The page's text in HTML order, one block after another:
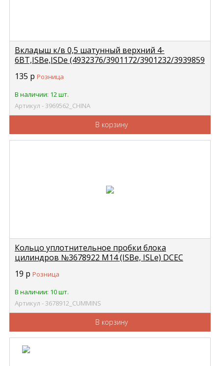
Вкладыш к/в 0,5 шатунный верхний 4-
6BT,ISBe,ISDe (4932376/3901172/3901232/3939859
135 р Розница
В наличии: 12 шт.
Артикул - 3969562_CHINA
В корзину
Кольцо уплотнительное пробки блока
цилиндров №3678922 M14 (ISBe, ISLe) DCEC
19 р Розница
В наличии: 10 шт.
Артикул - 3678912_CUMMINS
В корзину